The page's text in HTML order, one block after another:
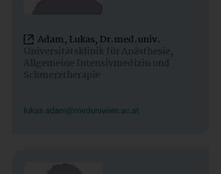
Adam, Lukas, Dr.med.univ.
Universitätsklinik für Anästhesie,
Allgemeine Intensivmedizin und
Schmerztherapie
lukas.adam@meduniwien.ac.at